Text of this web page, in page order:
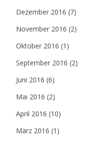
Dezember 2016 (7)
November 2016 (2)
Oktober 2016 (1)
September 2016 (2)
Juni 2016 (6)
Mai 2016 (2)
April 2016 (10)
März 2016 (1)